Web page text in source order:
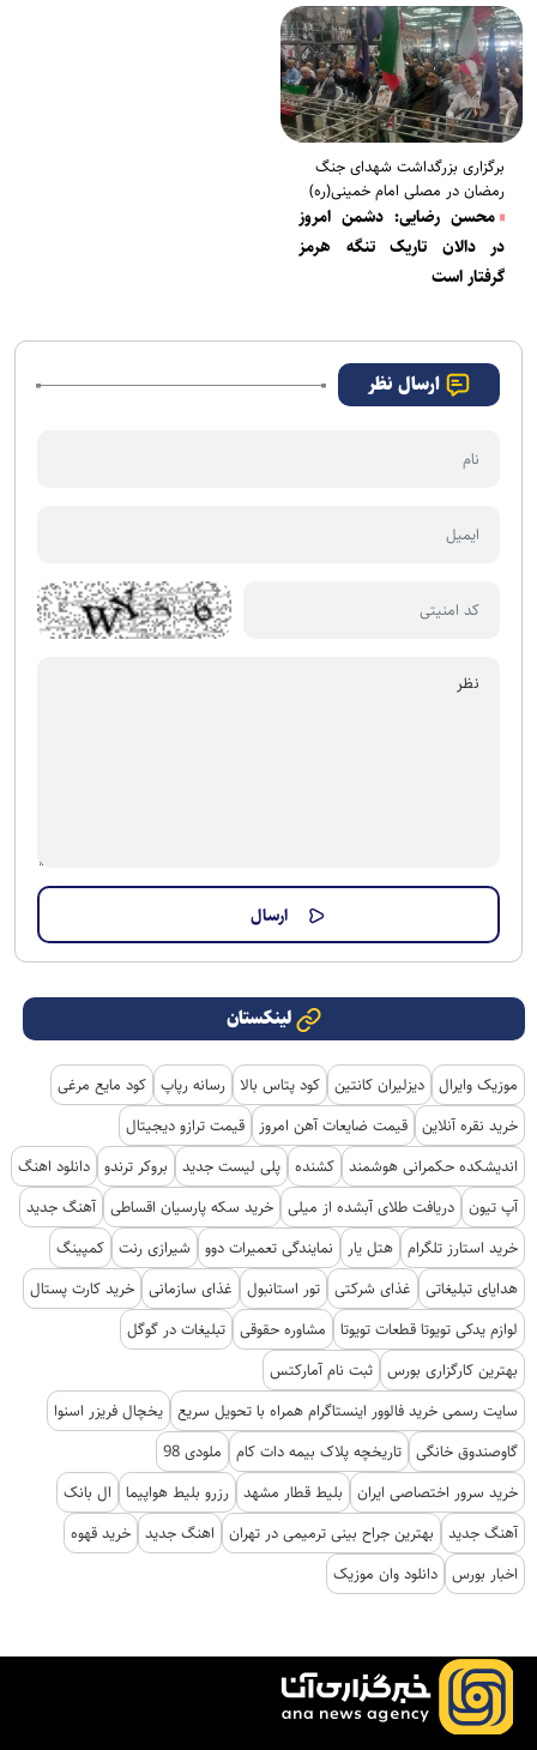
برگزاری بزرگداشت شهدای جنگ
رمضان در مصلی امام خمینی(ره)
محسن رضایی: دشمن امروز
در دالان تاریک تنگه هرمز
گرفتار است
ارسال نظر
لینکستان
موزیک وایرال دیزلیران کانتین کود پتاس بالا رسانه رپاپ کود مایع مرغی
خرید نقره آنلاین قیمت ضایعات آهن امروز
قیمت ترازو دیجیتال
اندیشکده حکمرانی هوشمند کشنده پلی لیست جدید بروکر ترندو دانلود اهنگ
آپ تیون دریافت طلای آبشده از میلی خرید سکه پارسیان اقساطی آهنگ جدید
خرید استارز تلگرام هتل یار نمایندگی تعمیرات دوو شیرازی رنت کمپینگ
هدایای تبلیغاتی
غذای شرکتی تور استانبول غذای سازمانی خرید کارت پستال
لوازم یدکی تویوتا قطعات تویوتا
مشاوره حقوقی تبلیغات در گوگل
بهترین کارگزاری بورس ثبت نام آمارکتس
سایت رسمی خرید فالوور اینستاگرام همراه با تحویل سریع یخچال فریزر اسنوا
گاوصندوق خانگی تاریخچه پلاک بیمه دات کام
ملودی 98
خرید سرور اختصاصی ایران
بلیط قطار مشهد رزرو بلیط هواپیما
ال بانک
آهنگ جدید
بهترین جراح بینی ترمیمی در تهران اهنگ جدید خرید قهوه
اخبار بورس دانلود وان موزیک